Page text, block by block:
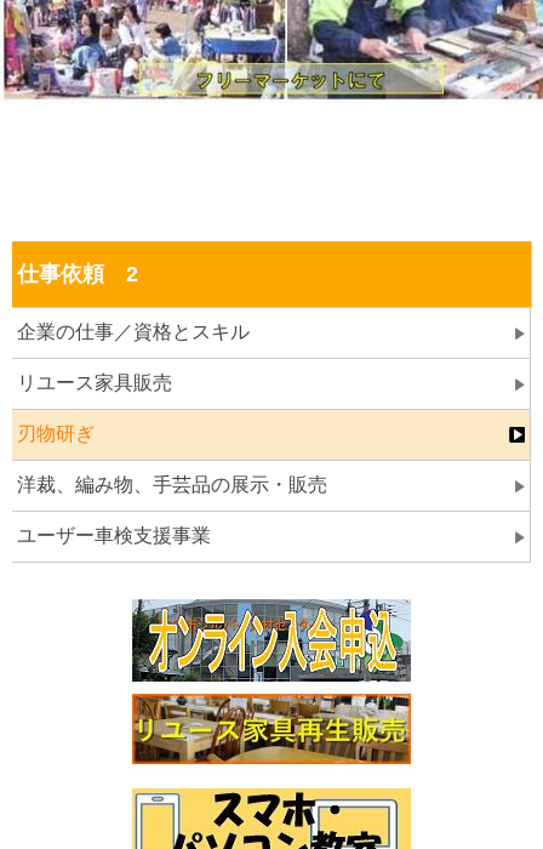
仕事依頼 2
企業の仕事／資格とスキル
リユース家具販売
刃物研ぎ
洋裁、編み物、手芸品の展示・販売
ユーザー車検支援事業